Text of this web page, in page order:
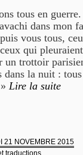
tous en
dans mon
vous tous,
qui
un trottoir
dans la nuit :
Lire la suite
21 NOVEMBRE 2015
traductions